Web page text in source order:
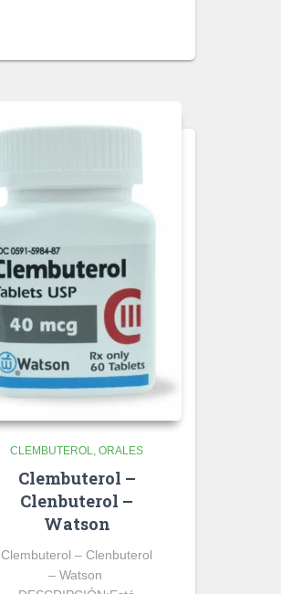
CLEMBUTEROL ORALES
Clembuterol –
Clenbuterol –
Watson
Clembuterol – Clenbuterol
– Watson